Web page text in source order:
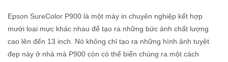
Epson SureColor P900 là một máy in chuyên nghiệp kết hợp
mười loại mực khác nhau để tạo ra những bức ảnh chất lượng
cao lên đến 13 inch. Nó không chỉ tạo ra những hình ảnh tuyệt
đẹp này ở nhà mà P900 còn có thể biến chúng ra một cách